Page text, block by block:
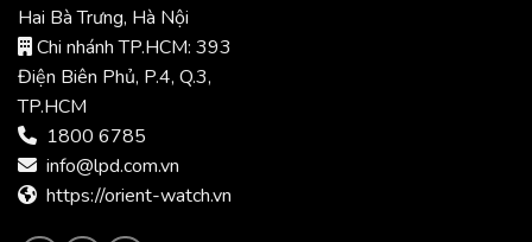
Hai Bà Trưng, Hà Nội
Chi nhánh TP.HCM: 393
Điện Biên Phủ, P.4, Q.3,
TP.HCM
1800 6785
info@lpd.com.vn
https://orient-watch.vn